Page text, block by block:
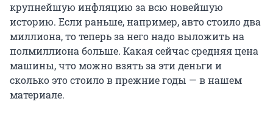
крупнейшую инфляцию за всю новейшую
историю. Если раньше, например, авто стоило два
миллиона, то теперь за него надо выложить на
полмиллиона больше. Какая сейчас средняя цена
машины, что можно взять за эти деньги и
сколько это стоило в прежние годы — в нашем
материале.